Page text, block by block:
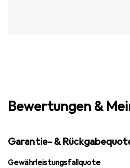
Bewertungen &
Garantie- &
Gewährleistungsfallquote